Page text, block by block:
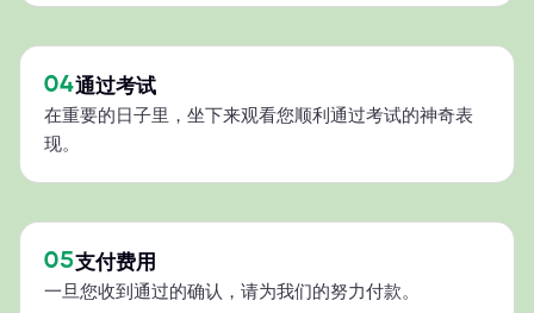
04通过考试
在重要的日子里，坐下来观看您顺利通过考试的神奇表
现。
05支付费用
一旦您收到通过的确认，请为我们的努力付款。